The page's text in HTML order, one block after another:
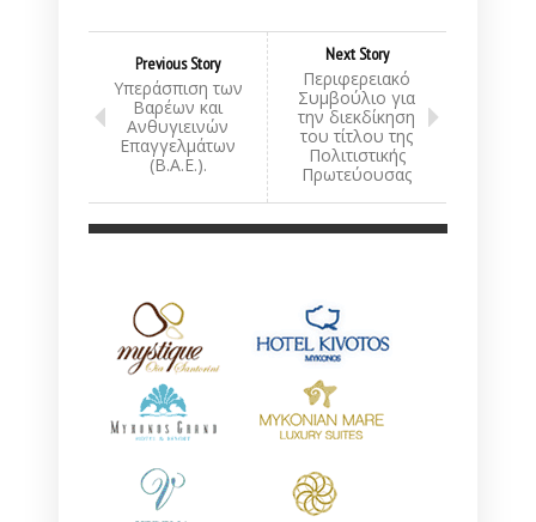
Previous Story
Υπεράσπιση των
Βαρέων και
Ανθυγιεινών
Επαγγελμάτων
(Β.Α.Ε.).
Next Story
Περιφερειακό
Συμβούλιο για
την διεκδίκηση
του τίτλου της
Πολιτιστικής
Πρωτεύουσας